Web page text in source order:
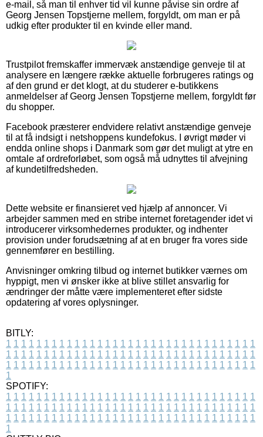
e-mail, så man til enhver tid vil kunne påvise sin ordre af
Georg Jensen Topstjerne mellem, forgyldt, om man er på
udkig efter produkter til en kvinde eller mand.
Trustpilot fremskaffer immervæk anstændige genveje til at
analysere en længere række aktuelle forbrugeres ratings og
af den grund er det klogt, at du studerer e-butikkens
anmeldelser af Georg Jensen Topstjerne mellem, forgyldt før
du shopper.
Facebook præsterer endvidere relativt anstændige genveje
til at få indsigt i netshoppens kundefokus. I øvrigt møder vi
endda online shops i Danmark som gør det muligt at ytre en
omtale af ordreforløbet, som også må udnyttes til afvejning
af kundetilfredsheden.
Dette website er finansieret ved hjælp af annoncer. Vi
arbejder sammen med en stribe internet foretagender idet vi
introducerer virksomhedernes produkter, og indhenter
provision under forudsætning af at en bruger fra vores side
gennemfører en bestilling.
Anvisninger omkring tilbud og internet butikker værnes om
hyppigt, men vi ønsker ikke at blive stillet ansvarlig for
ændringer der måtte være implementeret efter sidste
opdatering af vores oplysninger.
BITLY:
1 1 1 1 1 1 1 1 1 1 1 1 1 1 1 1 1 1 1 1 1 1 1 1 1 1 1 1 1 1 1 1 1
1 1 1 1 1 1 1 1 1 1 1 1 1 1 1 1 1 1 1 1 1 1 1 1 1 1 1 1 1 1 1 1 1
1 1 1 1 1 1 1 1 1 1 1 1 1 1 1 1 1 1 1 1 1 1 1 1 1 1 1 1 1 1 1 1 1
1
SPOTIFY:
1 1 1 1 1 1 1 1 1 1 1 1 1 1 1 1 1 1 1 1 1 1 1 1 1 1 1 1 1 1 1 1 1
1 1 1 1 1 1 1 1 1 1 1 1 1 1 1 1 1 1 1 1 1 1 1 1 1 1 1 1 1 1 1 1 1
1 1 1 1 1 1 1 1 1 1 1 1 1 1 1 1 1 1 1 1 1 1 1 1 1 1 1 1 1 1 1 1 1
1